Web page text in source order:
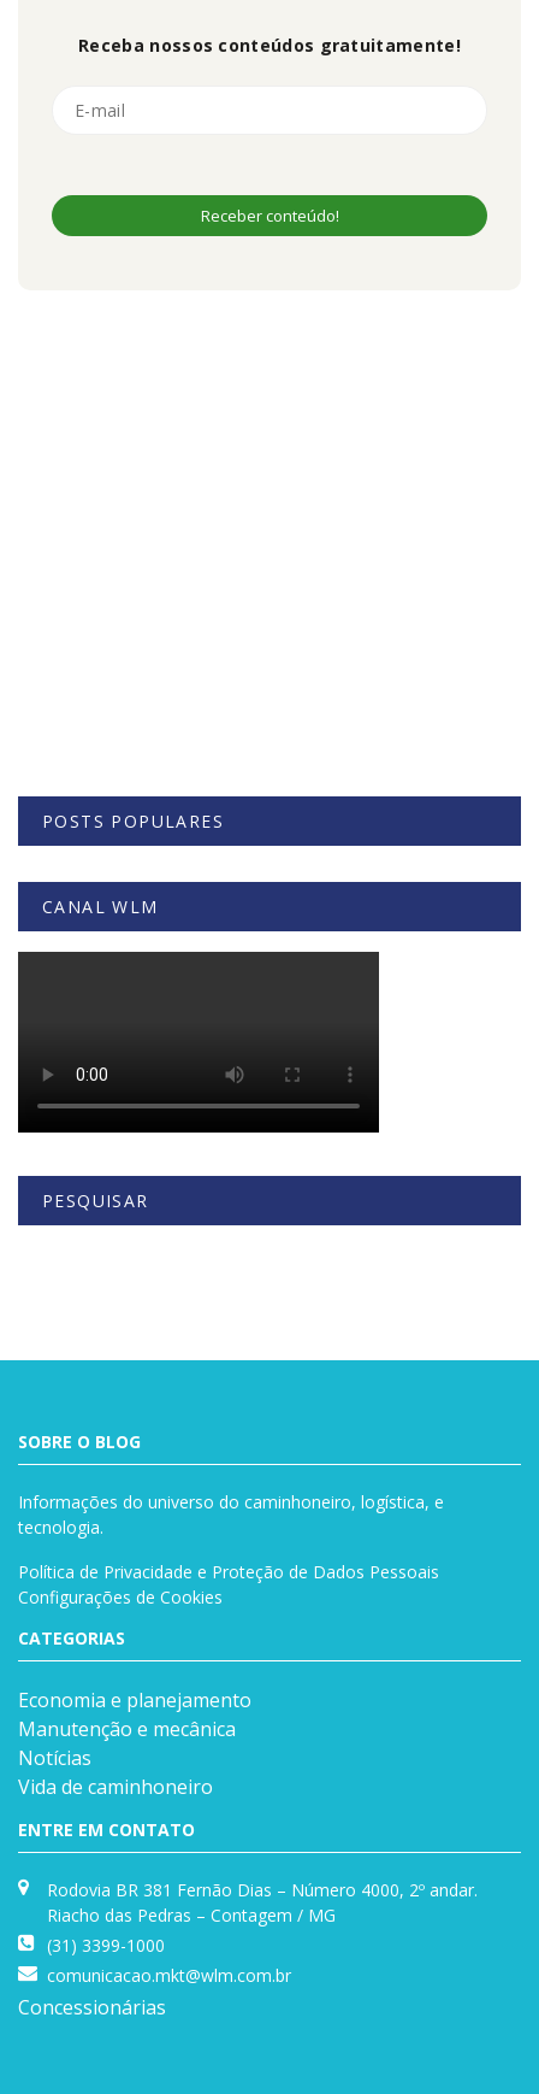
Receba nossos conteúdos gratuitamente!
POSTS POPULARES
CANAL WLM
PESQUISAR
SOBRE O BLOG
Informações do universo do caminhoneiro, logística, e
tecnologia.
Política de Privacidade e Proteção de Dados Pessoais
Configurações de Cookies
CATEGORIAS
Economia e planejamento
Manutenção e mecânica
Notícias
Vida de caminhoneiro
ENTRE EM CONTATO
Rodovia BR 381 Fernão Dias – Número 4000, 2º andar.
Riacho das Pedras – Contagem / MG
(31) 3399-1000
comunicacao.mkt@wlm.com.br
Concessionárias